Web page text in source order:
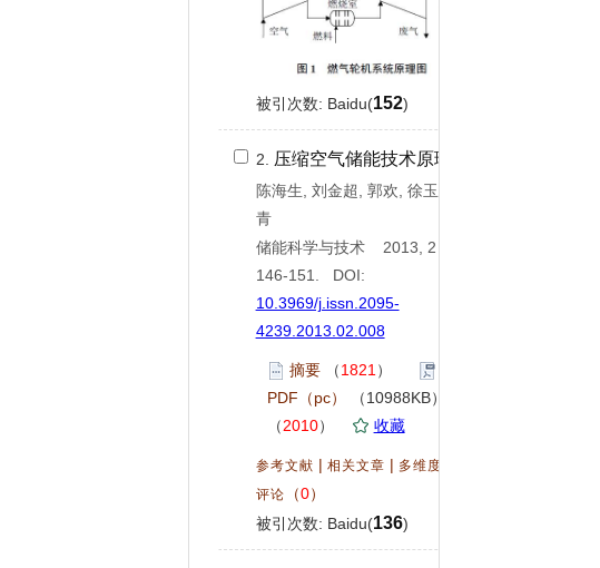
被引次数: Baidu(152)
2. 压缩空气储能技术原理
陈海生, 刘金超, 郭欢, 徐玉杰, 谭春
青
储能科学与技术 2013, 2 (
146-151. DOI:
10.3969/j.issn.2095-
4239.2013.02.008
摘要（1821 ）
PDF（pc）
（10988KB）
（2010） 收藏
参考文献 | 相关文章 | 多维度评价
评论 （0）
被引次数: Baidu(136)